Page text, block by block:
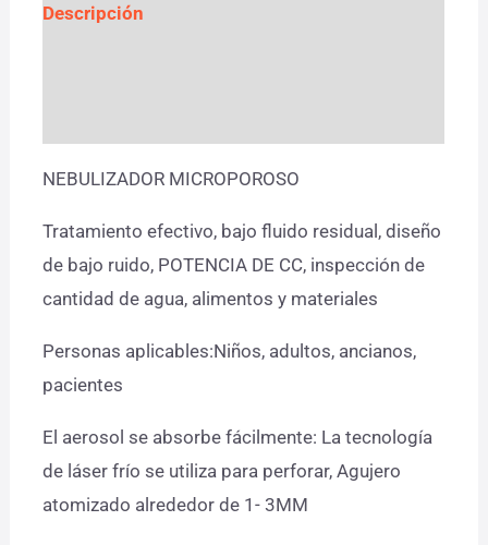
Descripción
NEBULIZADOR MICROPOROSO
Tratamiento efectivo, bajo fluido residual, diseño
de bajo ruido, POTENCIA DE CC, inspección de
cantidad de agua, alimentos y materiales
Personas aplicables:Niños, adultos, ancianos,
pacientes
El aerosol se absorbe fácilmente: La tecnología
de láser frío se utiliza para perforar, Agujero
atomizado alrededor de 1- 3ΜM